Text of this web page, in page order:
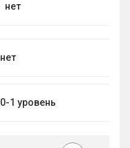
нет
нет
0-1 уровень